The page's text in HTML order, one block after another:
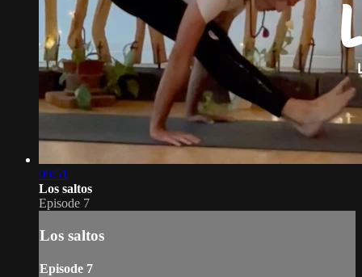
09:51
Los saltos
Episode 7
Los saltos
Episode 7